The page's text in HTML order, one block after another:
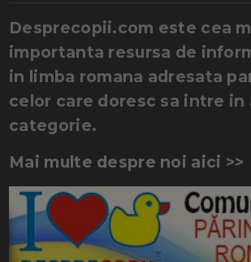
Desprecopii.com este cea
importanta resursa de
in limba romana adresata
celor care doresc sa intre in
categorie.
Mai multe despre noi aici >>